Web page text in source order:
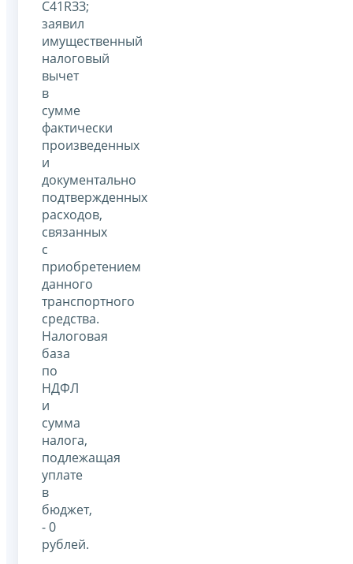
С41RЗЗ;
заявил
имущественный
налоговый
вычет
в
сумме
фактически
произведенных
и
документально
подтвержденных
расходов,
связанных
с
приобретением
данного
транспортного
средства.
Налоговая
база
по
НДФЛ
и
сумма
налога,
подлежащая
уплате
в
бюджет,
- 0
рублей.